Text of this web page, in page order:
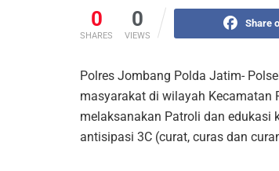
0
SHARES
0
VIEWS
Share
Polres Jombang Polda Jatim-
masyarakat di wilayah Kecamatan
melaksanakan Patroli dan
antisipasi 3C (curat, curas dan